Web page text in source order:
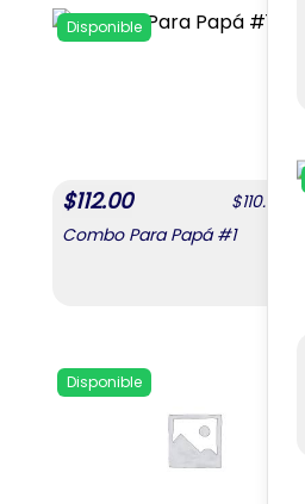
Disponible
$112.00 $110.00
Combo Para Papá #1
Disponible